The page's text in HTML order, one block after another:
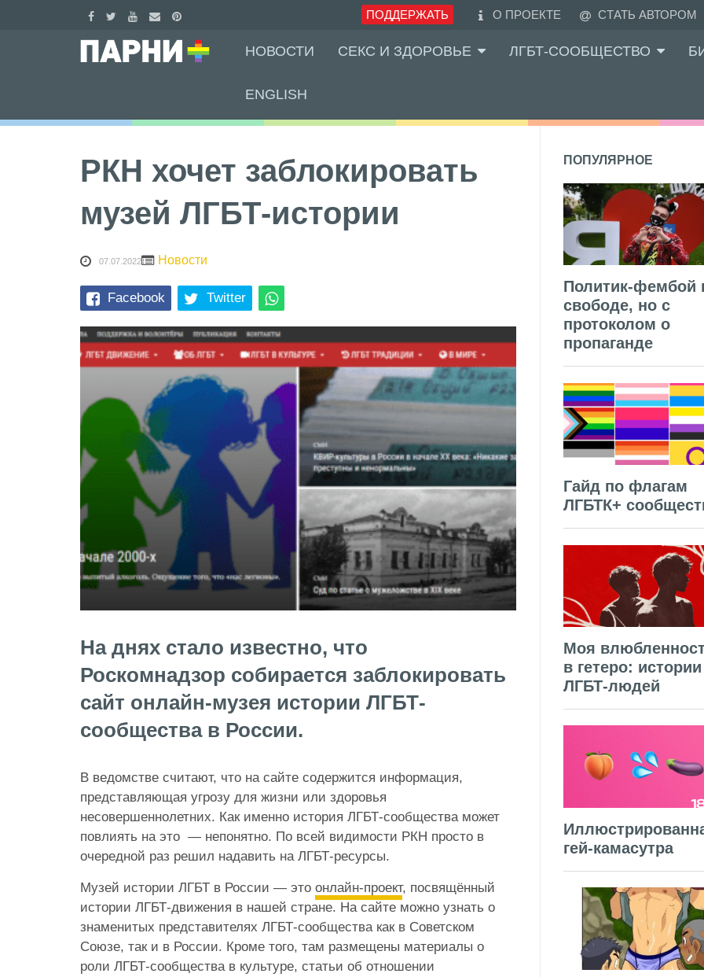
ПОДДЕРЖАТЬ О ПРОЕКТЕ СТАТЬ АВТОРОМ
НОВОСТИ СЕКС И ЗДОРОВЬЕ ЛГБТ-СООБЩЕСТВО
ENGLISH
РКН хочет заблокировать
музей ЛГБТ-истории
07.07.2022 Новости
Facebook Twitter
На днях стало известно, что
Роскомнадзор собирается заблокировать
сайт онлайн-музея истории ЛГБТ-
сообщества в России.
В ведомстве считают, что на сайте содержится информация,
представляющая угрозу для жизни или здоровья
несовершеннолетних. Как именно история ЛГБТ-сообщества может
повлиять на это — непонятно. По всей видимости РКН просто в
очередной раз решил надавить на ЛГБТ-ресурсы.
Музей истории ЛГБТ в России — это онлайн-проект, посвящённый
истории ЛГБТ-движения в нашей стране. На сайте можно узнать о
знаменитых представителях ЛГБТ-сообщества как в Советском
Союзе, так и в России. Кроме того, там размещены материалы о
роли ЛГБТ-сообщества в культуре, статьи об отношении
ПОПУЛЯРНОЕ
Политик-фембой
свободе, но с
протоколом о
пропаганде
Гайд по флагам
ЛГБТК+
Моя
в гетеро: истории
ЛГБТ-людей
гей-камасутра